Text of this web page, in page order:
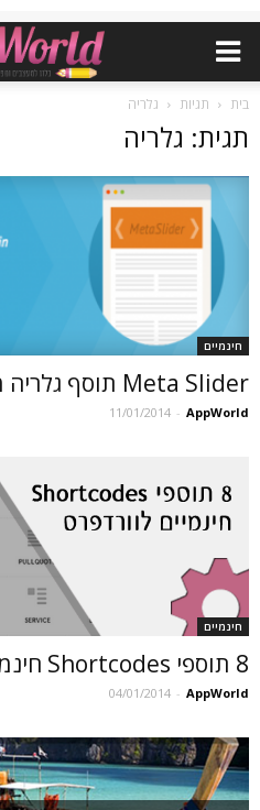
בית תגיות גלריה
תגית: גלריה
חינמיים
Meta Slider תוסף גלריה מעולה לוורדפרס
AppWorld
-
11/01/2014
חינמיים
8 תוספי Shortcodes חינמיים לוורדפרס
AppWorld
-
04/01/2014